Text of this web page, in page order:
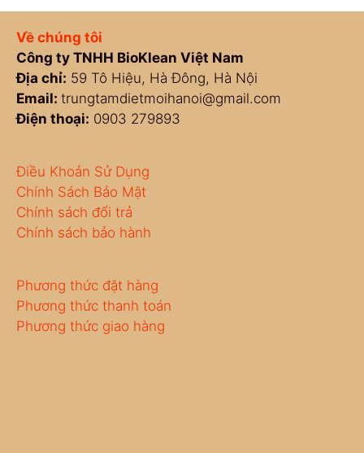
Về chúng tôi
Công ty TNHH BioKlean Việt Nam
Địa chỉ: 59 Tô Hiệu, Hà Đông, Hà Nội
Email: trungtamdietmoihanoi@gmail.com
Điện thoại: 0903 279893
Điều Khoản Sử Dụng
Chính Sách Bảo Mật
Chính sách đổi trả
Chính sách bảo hành
Phương thức đặt hàng
Phương thức thanh toán
Phương thức giao hàng